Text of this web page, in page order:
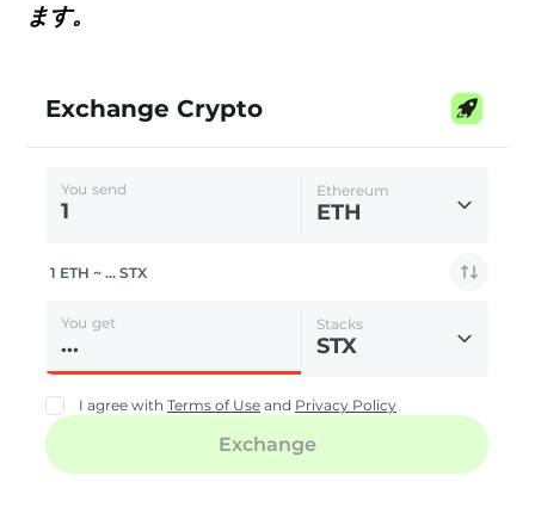
ます。